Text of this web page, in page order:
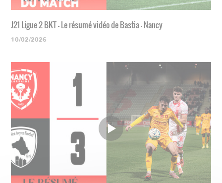
J21 Ligue 2 BKT - Le résumé vidéo de Bastia - Nancy
10/02/2026